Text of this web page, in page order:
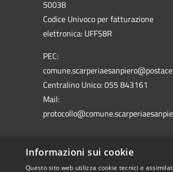
50038
Codice Univoco per fatturazione
elettronica: UFFS8R
PEC:
Centralino Unico: 055 843161
Mail:
Informazioni sui cookie
Questo sito web utilizza cookie tecnici e